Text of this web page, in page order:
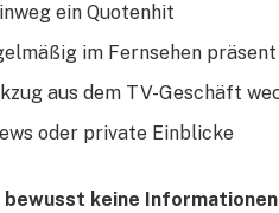
ein Quotenhit
im Fernsehen präsent
aus dem TV-Geschäft
oder private Einblicke
bewusst keine